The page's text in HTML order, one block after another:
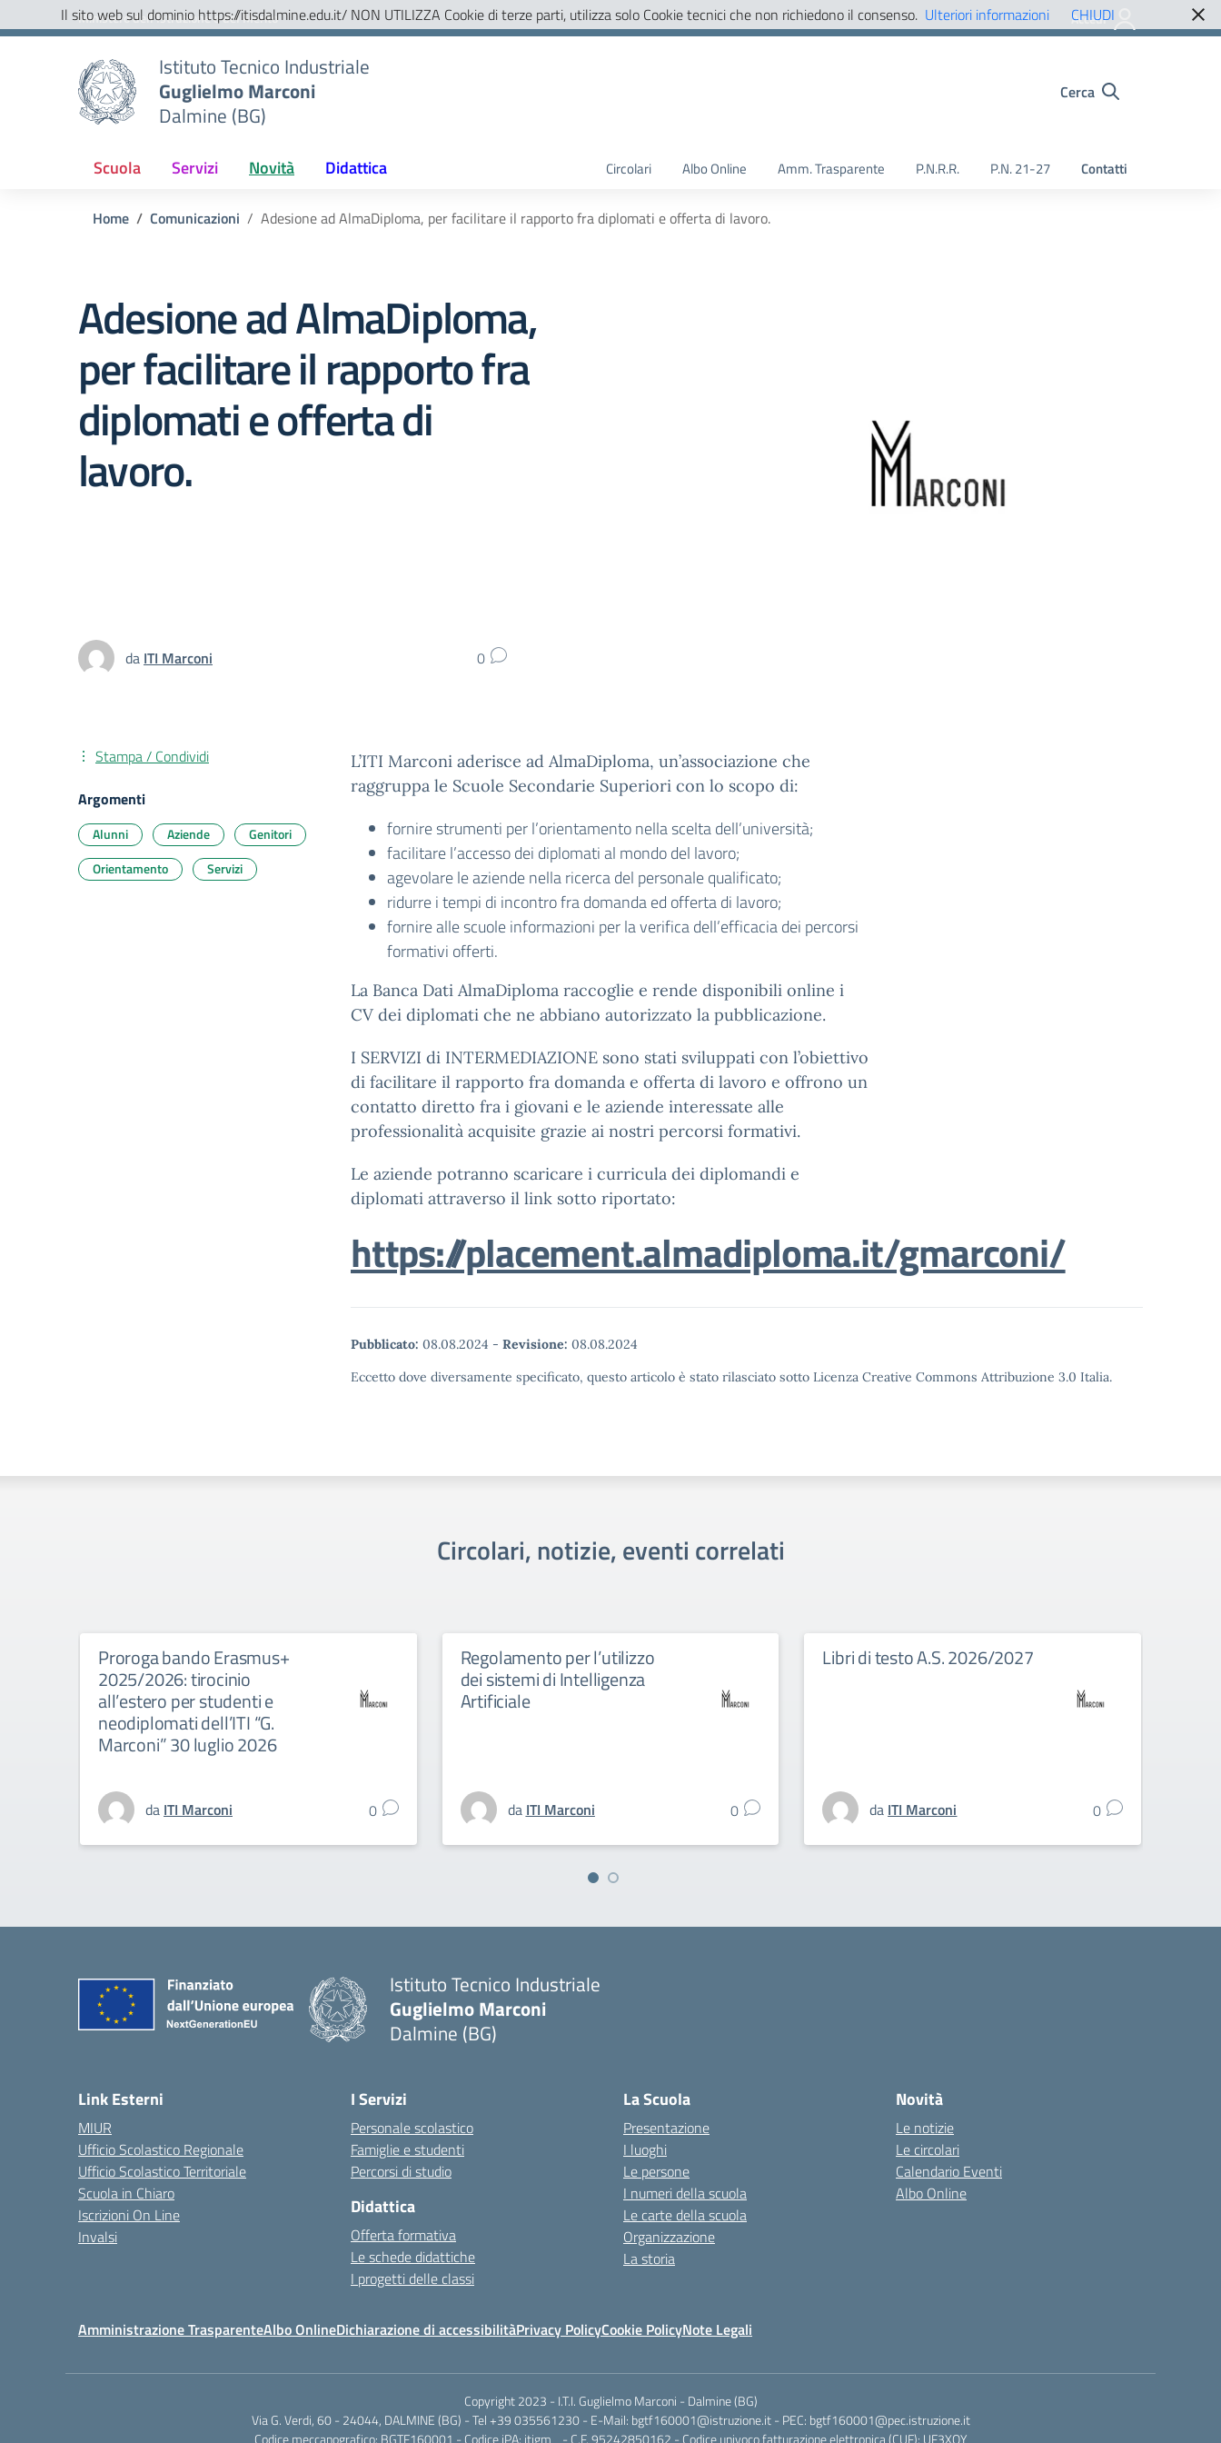
Vai ai contenuti
Vai al menu di navigazione
Vai al footer Ministero dell'Istruzione e del Merito Accedi
Istituto Tecnico Industriale
Guglielmo Marconi
Dalmine (BG)
Cerca
Scuola Servizi Novità Didattica Circolari Albo Online Amm. Trasparente P.N.R.R. P.N. 21-27 Contatti
Home Comunicazioni Adesione ad AlmaDiploma, per facilitare il rapporto fra diplomati e offerta di lavoro.
Adesione ad AlmaDiploma,
per facilitare il rapporto fra
diplomati e offerta di
lavoro.
da ITI Marconi 0
L’ITI Marconi aderisce ad AlmaDiploma, un’associazione che
raggruppa le Scuole Secondarie Superiori con lo scopo di:
fornire strumenti per l’orientamento nella scelta dell’università;
facilitare l’accesso dei diplomati al mondo del lavoro;
agevolare le aziende nella ricerca del personale qualificato;
ridurre i tempi di incontro fra domanda ed offerta di lavoro;
fornire alle scuole informazioni per la verifica dell’efficacia dei percorsi
formativi offerti.
La Banca Dati AlmaDiploma raccoglie e rende disponibili online i
CV dei diplomati che ne abbiano autorizzato la pubblicazione.
I SERVIZI di INTERMEDIAZIONE sono stati sviluppati con l’obiettivo
di facilitare il rapporto fra domanda e offerta di lavoro e offrono un
contatto diretto fra i giovani e le aziende interessate alle
professionalità acquisite grazie ai nostri percorsi formativi.
Le aziende potranno scaricare i curricula dei diplomandi e
diplomati attraverso il link sotto riportato:
https://placement.almadiploma.it/gmarconi/
Pubblicato: 08.08.2024 - Revisione: 08.08.2024
Eccetto dove diversamente specificato, questo articolo è stato rilasciato sotto Licenza Creative Commons Attribuzione 3.0 Italia.
Stampa / Condividi
Argomenti
Alunni Aziende
Genitori
Orientamento
Servizi
Circolari, notizie, eventi correlati
Proroga bando Erasmus+
2025/2026: tirocinio
all’estero per studenti e
neodiplomati dell’ITI “G.
Marconi” 30 luglio 2026
da ITI Marconi 0
Regolamento per l’utilizzo
dei sistemi di Intelligenza
Artificiale
da ITI Marconi 0
Libri di testo A.S. 2026/2027
da ITI Marconi 0
Istituto Tecnico Industriale
Guglielmo Marconi
Dalmine (BG)
Link Esterni
MIUR
Ufficio Scolastico Regionale
Ufficio Scolastico Territoriale
Scuola in Chiaro
Iscrizioni On Line
Invalsi
I Servizi
Personale scolastico
Famiglie e studenti
Percorsi di studio
Didattica
Offerta formativa
Le schede didattiche
I progetti delle classi
La Scuola
Presentazione
I luoghi
Le persone
I numeri della scuola
Le carte della scuola
Organizzazione
La storia
Novità
Le notizie
Le circolari
Calendario Eventi
Albo Online
Amministrazione TrasparenteAlbo OnlineDichiarazione di accessibilitàPrivacy PolicyCookie PolicyNote Legali
Copyright 2023 - I.T.I. Guglielmo Marconi - Dalmine (BG)
Via G. Verdi, 60 - 24044, DALMINE (BG) - Tel +39 035561230 - E-Mail: bgtf160001@istruzione.it - PEC: bgtf160001@pec.istruzione.it
Codice meccanografico: BGTF160001 - Codice iPA: itigm_ - C.F. 95242850162 - Codice univoco fatturazione elettronica (CUF): UF3XOY
Il sito web sul dominio https://itisdalmine.edu.it/ NON UTILIZZA Cookie di terze parti, utilizza solo Cookie tecnici che non richiedono il consenso. Ulteriori informazioni CHIUDI